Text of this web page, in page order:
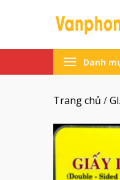
dung
Danh
Trang chủ /